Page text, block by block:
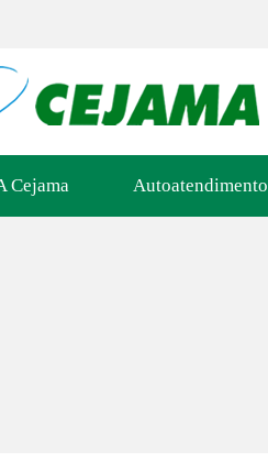
Cejama Autoatendimento